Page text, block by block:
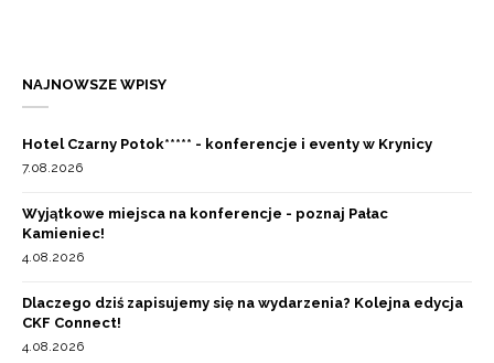
NAJNOWSZE WPISY
Hotel Czarny Potok***** - konferencje i eventy w Krynicy
7.08.2026
Wyjątkowe miejsca na konferencje - poznaj Pałac
Kamieniec!
4.08.2026
Dlaczego dziś zapisujemy się na wydarzenia? Kolejna edycja
CKF Connect!
4.08.2026